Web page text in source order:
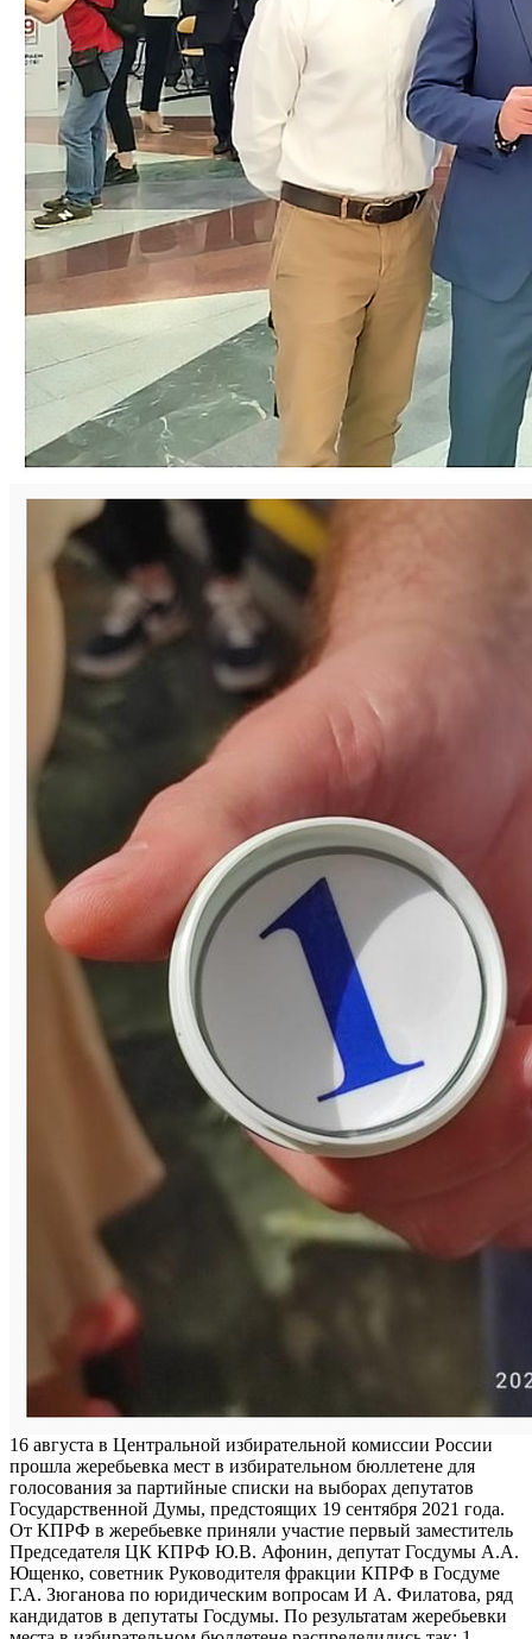
16 августа в Центральной избирательной комиссии России
прошла жеребьевка мест в избирательном бюллетене для
голосования за партийные списки на выборах депутатов
Государственной Думы, предстоящих 19 сентября 2021 года.
От КПРФ в жеребьевке приняли участие первый заместитель
Председателя ЦК КПРФ Ю.В. Афонин, депутат Госдумы А.А.
Ющенко, советник Руководителя фракции КПРФ в Госдуме
Г.А. Зюганова по юридическим вопросам И А. Филатова, ряд
кандидатов в депутаты Госдумы. По результатам жеребьевки